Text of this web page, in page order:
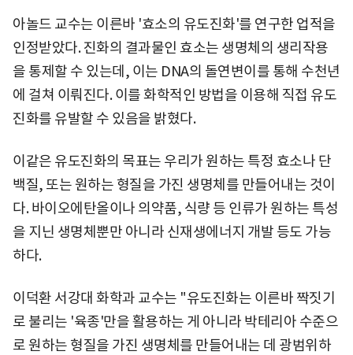
아놀드 교수는 이른바 '효소의 유도진화'를 연구한 업적을
인정받았다. 진화의 결과물인 효소는 생명체의 생리작용
을 통제할 수 있는데, 이는 DNA의 돌연변이를 통해 수천년
에 걸쳐 이뤄진다. 이를 화학적인 방법을 이용해 직접 유도
진화를 유발할 수 있음을 밝혔다.
이같은 유도진화의 목표는 우리가 원하는 특정 효소나 단
백질, 또는 원하는 형질을 가진 생명체를 만들어내는 것이
다. 바이오에탄올이나 의약품, 식량 등 인류가 원하는 특성
을 지닌 생명체뿐만 아니라 신재생에너지 개발 등도 가능
하다.
이덕환 서강대 화학과 교수는 "유도진화는 이른바 짝짓기
로 불리는 '육종'만을 활용하는 게 아니라 박테리아 수준으
로 원하는 형질을 가진 생명체를 만들어내는 데 광범위하